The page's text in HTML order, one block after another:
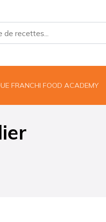
FRANCHI FOOD ACADEMY